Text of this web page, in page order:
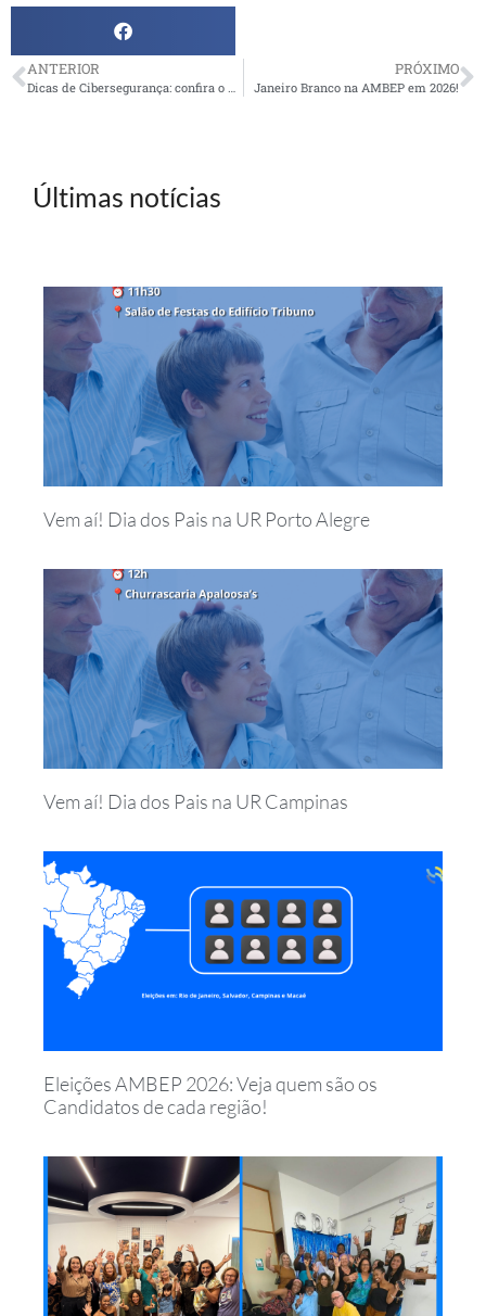
ANTERIOR
Dicas de Cibersegurança: confira o primeiro episódio da nova série da Petros
PRÓXIMO
Janeiro Branco na AMBEP em 2026!
Últimas notícias
Vem aí! Dia dos Pais na UR Porto Alegre
Vem aí! Dia dos Pais na UR Campinas
Eleições AMBEP 2026: Veja quem são os
Candidatos de cada região!